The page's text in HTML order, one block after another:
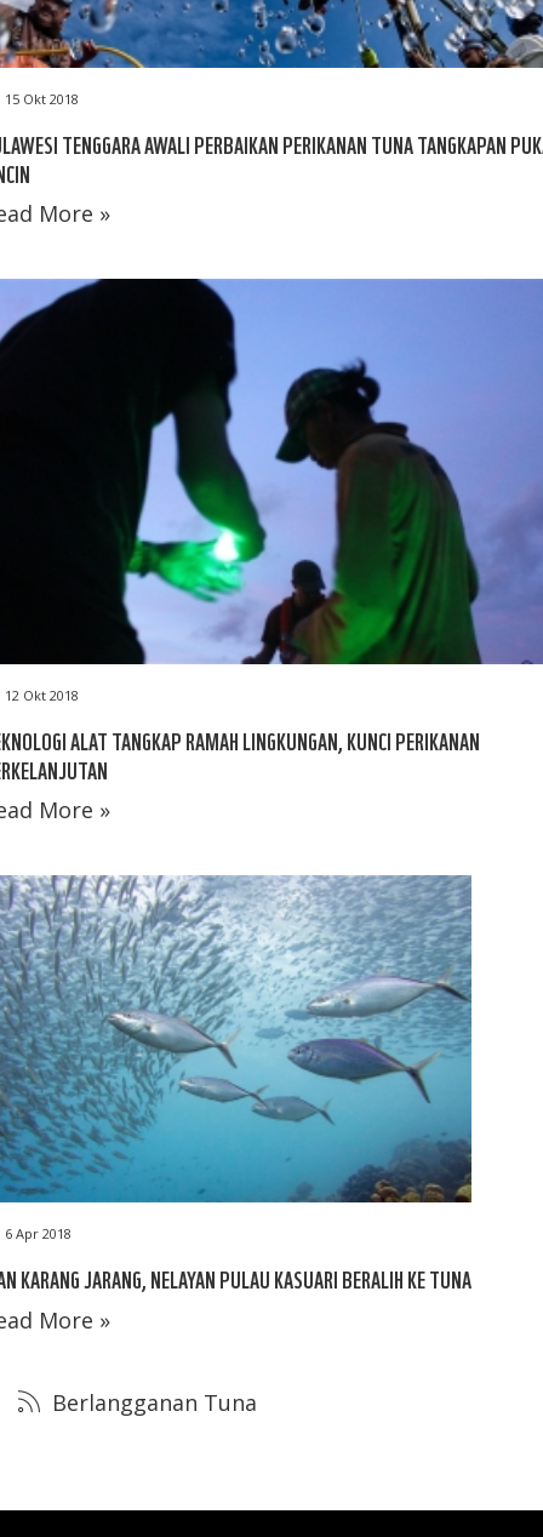
15 Okt 2018
TENGGARA AWALI PERBAIKAN PERIKANAN TUNA TANGKAPAN
More »
12 Okt 2018
ALAT TANGKAP RAMAH LINGKUNGAN, KUNCI PERIKANAN
More »
6 Apr 2018
KARANG JARANG, NELAYAN PULAU KASUARI BERALIH KE TUNA
More »
Berlangganan Tuna